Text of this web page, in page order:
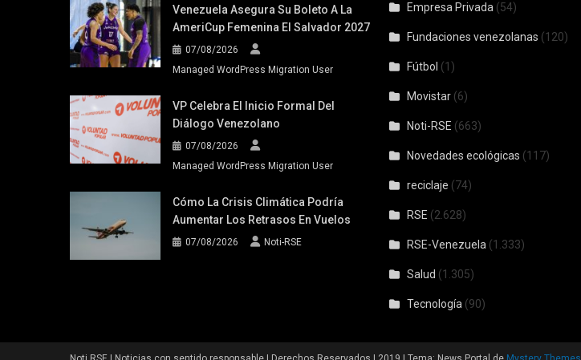
Venezuela Asegura Su Boleto A La
AmeriCup Femenina El Salvador 2027
07/08/2026
Managed WordPress Migration User
VP Celebra El Inicio Formal Del
Diálogo Venezolano
07/08/2026
Managed WordPress Migration User
Cómo La Crisis Climática Podría
Aumentar Los Retrasos En Vuelos
07/08/2026 Noti-RSE
Empresa Privada (54)
Fundaciones venezolanas (120)
Fútbol (1)
Movistar (6)
Noti-RSE (663)
Novedades ecológicas (117)
reciclaje (74)
RSE (2.628)
RSE-Venezuela (1.333)
Salud (1.305)
Tecnología (90)